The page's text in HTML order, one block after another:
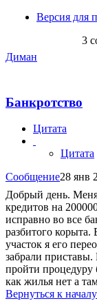
Версия для
3
Диман
Банкротство
Цитата
Цитата
Сообщение28 янв
Добрый день.
кредитов на
исправно во все
разбитого
участок я его
забрали
пройти процедуру
как жилья нет а
Вернуться к началу